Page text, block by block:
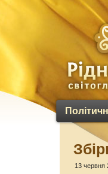
13 червня